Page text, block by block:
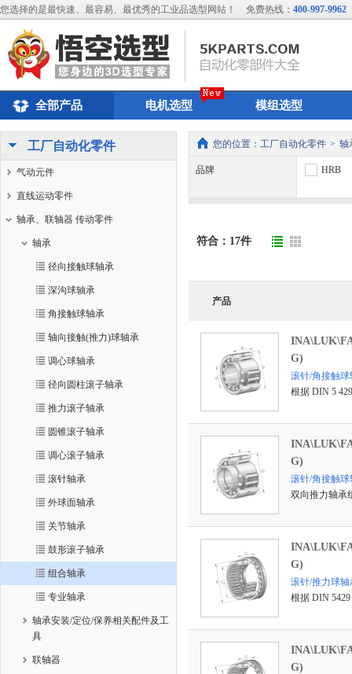
您选择的是最快速、最容易、最优秀的工业品选型网站！ 免费热线： 400-997-9962
全部产品 电机选型 模组选型
工厂自动化零件
气动元件
直线运动零件
轴承、联轴器 传动零件
轴承
径向接触球轴承
深沟球轴承
角接触球轴承
轴向接触(推力)球轴承
调心球轴承
径向圆柱滚子轴承
推力滚子轴承
圆锥滚子轴承
调心滚子轴承
滚针轴承
外球面轴承
关节轴承
鼓形滚子轴承
组合轴承
专业轴承
轴承安装/定位/保养相关配件及工
具
联轴器
您的位置： 工厂自动化零件 > 轴
品牌 HRB
符合： 17件
产品
G)
滚针/角接触
根据 DIN 5
G)
滚针/角接触
双向推力轴承
G)
滚针/推力球
根据 DIN
G)